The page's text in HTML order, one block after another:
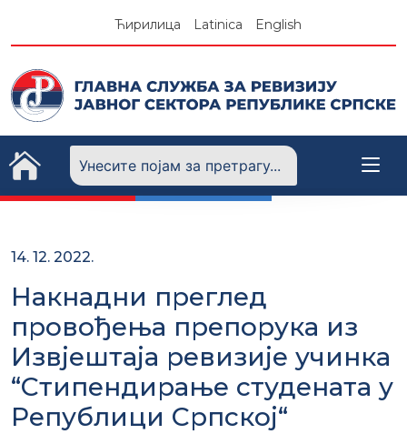
Ћирилица Latinica English
14. 12. 2022.
Накнадни преглед
провођења препорука из
Извјештаја ревизије учинка
“Стипендирање студената у
Републици Српској“